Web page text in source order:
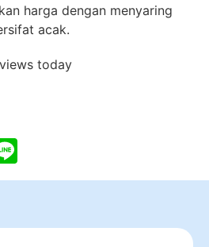
harga dengan menyaring
acak.
today